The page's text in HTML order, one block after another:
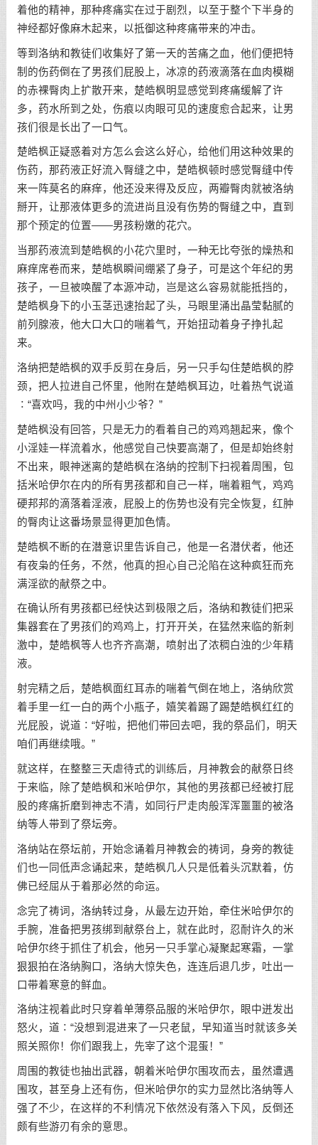
着他的精神，那种疼痛实在过于剧烈，以至于整个下半身的
神经都好像麻木起来，以抵御这种疼痛带来的冲击。
等到洛纳和教徒们收集好了第一天的苦痛之血，他们便把特
制的伤药倒在了男孩们屁股上，冰凉的药液滴落在血肉模糊
的赤裸臀肉上扩散开来，楚皓枫明显感觉到疼痛缓解了许
多，药水所到之处，伤痕以肉眼可见的速度愈合起来，让男
孩们很是长出了一口气。
楚皓枫正疑惑着对方怎么会这么好心，给他们用这种效果的
伤药，那药液正好流入臀缝之中，楚皓枫顿时感觉臀缝中传
来一阵莫名的麻痒，他还没来得及反应，两瓣臀肉就被洛纳
掰开，让那液体更多的流进尚且没有伤势的臀缝之中，直到
那个预定的位置——男孩粉嫩的花穴。
当那药液流到楚皓枫的小花穴里时，一种无比夸张的燥热和
麻痒席卷而来，楚皓枫瞬间绷紧了身子，可是这个年纪的男
孩子，一旦被唤醒了本源冲动，岂是这么容易就能抵挡的，
楚皓枫身下的小玉茎迅速抬起了头，马眼里涌出晶莹黏腻的
前列腺液，他大口大口的喘着气，开始扭动着身子挣扎起
来。
洛纳把楚皓枫的双手反剪在身后，另一只手勾住楚皓枫的脖
颈，把人拉进自己怀里，他附在楚皓枫耳边，吐着热气说道
∶“喜欢吗，我的中州小少爷？”
楚皓枫没有回答，只是无力的看着自己的鸡鸡翘起来，像个
小淫娃一样流着水，他感觉自己快要高潮了，但是却始终射
不出来，眼神迷离的楚皓枫在洛纳的控制下扫视着周围，包
括米哈伊尔在内的所有男孩都和自己一样，喘着粗气，鸡鸡
硬邦邦的滴落着淫液，屁股上的伤势也没有完全恢复，红肿
的臀肉让这番场景显得更加色情。
楚皓枫不断的在潜意识里告诉自己，他是一名潜伏者，他还
有夜枭的任务，不然，他真的担心自己沦陷在这种疯狂而充
满淫欲的献祭之中。
在确认所有男孩都已经快达到极限之后，洛纳和教徒们把采
集器套在了男孩们的鸡鸡上，打开开关，在猛然来临的新刺
激中，楚皓枫等人也齐齐高潮，喷射出了浓稠白浊的少年精
液。
射完精之后，楚皓枫面红耳赤的喘着气倒在地上，洛纳欣赏
着手里一红一白的两个小瓶子，嬉笑着踢了踢楚皓枫红红的
光屁股，说道∶“好啦，把他们带回去吧，我的祭品们，明天
咱们再继续哦。”
就这样，在整整三天虐待式的训练后，月神教会的献祭日终
于来临，除了楚皓枫和米哈伊尔，其他的男孩都已经被打屁
股的疼痛折磨到神志不清，如同行尸走肉般浑浑噩噩的被洛
纳等人带到了祭坛旁。
洛纳站在祭坛前，开始念诵着月神教会的祷词，身旁的教徒
们也一同低声念诵起来，楚皓枫几人只是低着头沉默着，仿
佛已经屈从于着那必然的命运。
念完了祷词，洛纳转过身，从最左边开始，牵住米哈伊尔的
手腕，准备把男孩绑到献祭台上，就在此时，忍耐许久的米
哈伊尔终于抓住了机会，他另一只手掌心凝聚起寒霜，一掌
狠狠拍在洛纳胸口，洛纳大惊失色，连连后退几步，吐出一
口带着寒意的鲜血。
洛纳注视着此时只穿着单薄祭品服的米哈伊尔，眼中迸发出
怒火，道∶“没想到混进来了一只老鼠，早知道当时就该多关
照关照你！你们跟我上，先宰了这个混蛋！”
周围的教徒也抽出武器，朝着米哈伊尔围攻而去，虽然遭遇
围攻，甚至身上还有伤，但米哈伊尔的实力显然比洛纳等人
强了不少，在这样的不利情况下依然没有落入下风，反倒还
颇有些游刃有余的意思。